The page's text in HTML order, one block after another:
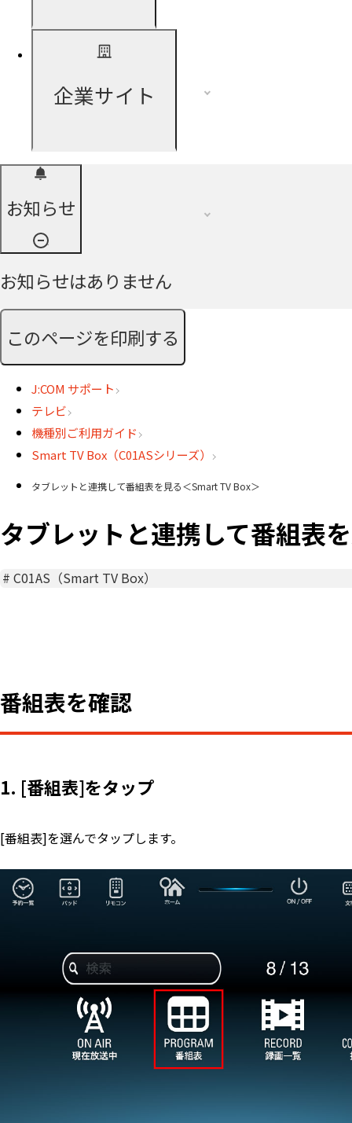
企業サイト
お知らせ
お知らせはありません
このページを印刷する
J:COM サポート
テレビ
機種別ご利用ガイド
Smart TV Box（C01ASシリーズ）
タブレットと連携して番組表を見る＜Smart TV Box＞
タブレットと連携して番組表
#C01AS（Smart TV Box）
番組表を確認
1. [番組表]をタップ
[番組表]を選んでタップします。